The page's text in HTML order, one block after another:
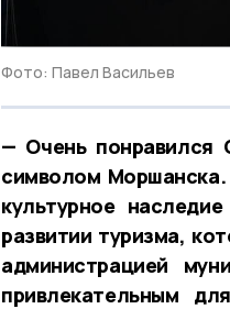
Фото: Павел Васильев
— Очень понравился
символом Моршанска.
культурное
развитии туризма,
администрацией
привлекательным